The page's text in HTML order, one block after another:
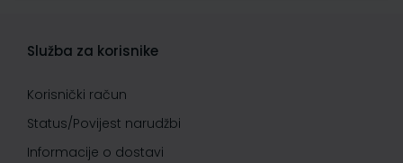
Služba za korisnike
Korisnički račun
Status/Povijest narudžbi
Informacije o dostavi